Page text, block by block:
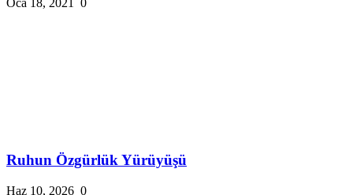
Oca 18, 2021 0
Ruhun Özgürlük Yürüyüşü
Haz 10, 2026 0